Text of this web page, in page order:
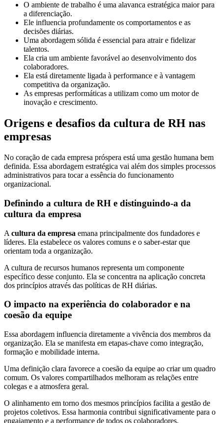
O ambiente de trabalho é uma alavanca estratégica maior para
a diferenciação.
Ele influencia profundamente os comportamentos e as
decisões diárias.
Uma abordagem sólida é essencial para atrair e fidelizar
talentos.
Ela cria um ambiente favorável ao desenvolvimento dos
colaboradores.
Ela está diretamente ligada à performance e à vantagem
competitiva da organização.
As empresas performáticas a utilizam como um motor de
inovação e crescimento.
Origens e desafios da cultura de RH nas
empresas
No coração de cada empresa próspera está uma gestão humana bem
definida. Essa abordagem estratégica vai além dos simples processos
administrativos para tocar a essência do funcionamento
organizacional.
Definindo a cultura de RH e distinguindo-a da
cultura da empresa
A cultura da empresa emana principalmente dos fundadores e
líderes. Ela estabelece os valores comuns e o saber-estar que
orientam toda a organização.
A cultura de recursos humanos representa um componente
específico desse conjunto. Ela se concentra na aplicação concreta
dos princípios através das políticas de RH diárias.
O impacto na experiência do colaborador e na
coesão da equipe
Essa abordagem influencia diretamente a vivência dos membros da
organização. Ela se manifesta em etapas-chave como integração,
formação e mobilidade interna.
Uma definição clara favorece a coesão da equipe ao criar um quadro
comum. Os valores compartilhados melhoram as relações entre
colegas e a atmosfera geral.
O alinhamento em torno dos mesmos princípios facilita a gestão de
projetos coletivos. Essa harmonia contribui significativamente para o
engajamento e a performance de todos os colaboradores.